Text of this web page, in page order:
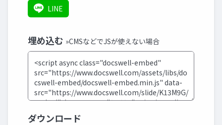
LINE
埋め込む »CMSなどでJSが使えない場合
ダウンロード